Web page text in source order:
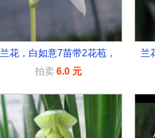
兰花，白如意7苗带2花苞，
拍卖 6.0 元
兰